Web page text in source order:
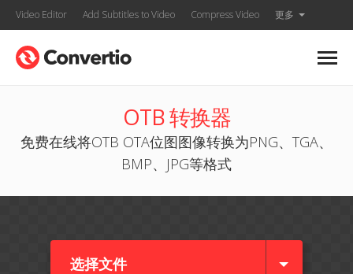
Video Editor Add Subtitles to Video Compress Video 更多
OTB 转换器
免费在线将OTB OTA位图图像转换为PNG、TGA、
BMP、JPG等格式
选择文件